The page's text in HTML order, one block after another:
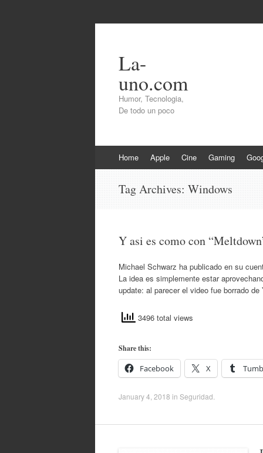
La-
uno.com
Humor, Tecnologia,
De todo un poco
to
Home Apple Cine Gaming
Tag Archives: Windows
Y asi es como con
Michael Schwarz‏ ha publicado en su cuenta de twitter un video ejemplificando el robo de contraseñas usando Meltdown.
La idea es simplemente estar
update: al parecer el video fue borrado
3496 total views
Share this:
Facebook X
January 4, 2018 in Seguridad